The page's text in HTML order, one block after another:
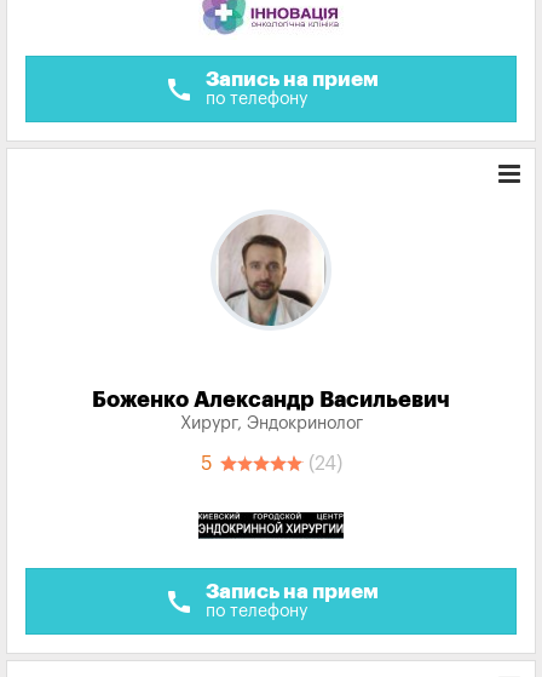
call Запись на прием
по телефону
Боженко Александр Васильевич
Хирург, Эндокринолог
5 (24)
call Запись на прием
по телефону